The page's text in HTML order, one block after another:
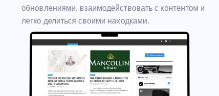
обновлениями, взаимодействовать с контентом и
легко делиться своими находками.